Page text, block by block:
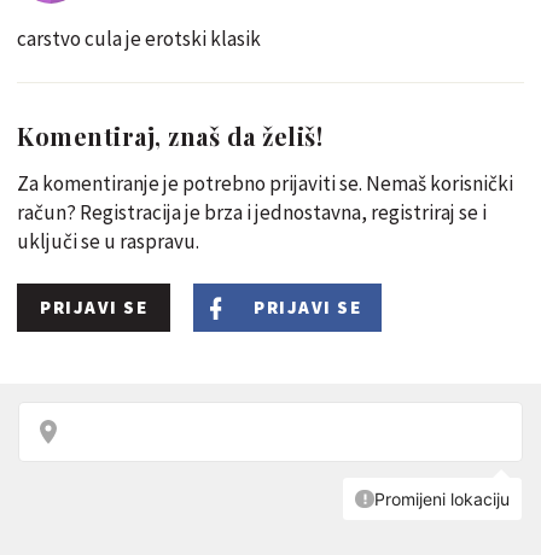
carstvo cula je erotski klasik
Komentiraj, znaš da želiš!
Za komentiranje je potrebno prijaviti se. Nemaš korisnički
račun? Registracija je brza i jednostavna, registriraj se i
uključi se u raspravu.
PRIJAVI SE PRIJAVI SE